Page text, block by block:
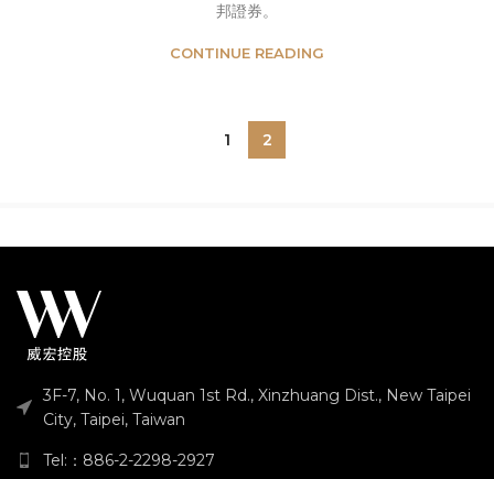
邦證券。
CONTINUE READING
1 2
3F-7, No. 1, Wuquan 1st Rd., Xinzhuang Dist., New Taipei
City, Taipei, Taiwan
Tel:：886-2-2298-2927